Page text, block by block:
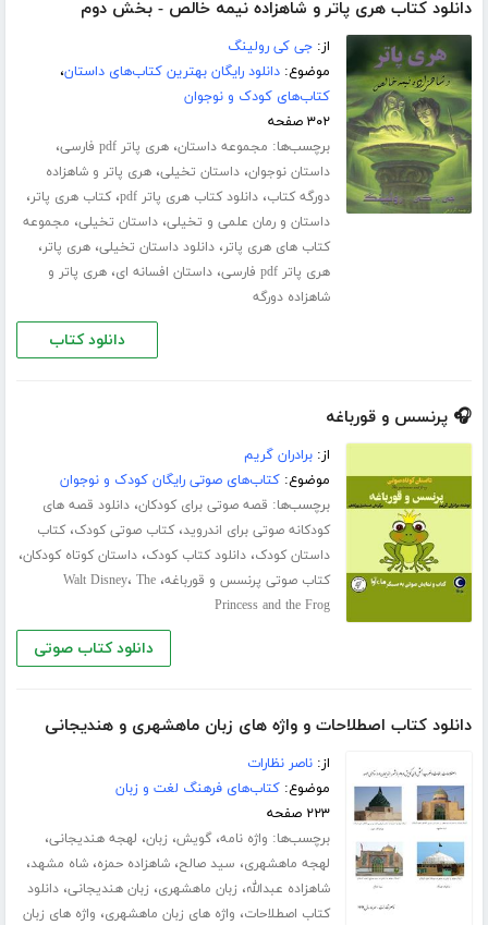
دانلود کتاب هری پاتر و شاهزاده نیمه خالص - بخش دوم
از:جی کی رولینگ
موضوع:دانلود رایگان بهترین کتاب‌های داستان،
کتاب‌های کودک و نوجوان
۳۰۲ صفحه
برچسب‌ها: مجموعه داستان،هری پاتر pdf فارسی ،
داستان نوجوان،داستان تخیلی،هری پاتر و شاهزاده
دورگه کتاب،دانلود کتاب هری پاتر pdf ،کتاب هری پاتر،
داستان و رمان علمی و تخیلی،داستان تخیلی، مجموعه
کتاب های هری پاتر،دانلود داستان تخیلی،هری پاتر،
هری پاتر pdf فارسی ،داستان افسانه ای،هری پاتر و
شاهزاده دورگه
دانلود کتاب
🎧 پرنسس و قورباغه
از:برادران گریم
موضوع:کتاب‌های صوتی رایگان کودک و نوجوان
برچسب‌ها: قصه صوتی برای کودکان،دانلود قصه های
کودکانه صوتی برای اندروید،کتاب صوتی کودک،کتاب
داستان کودک،دانلود کتاب کودک،داستان کوتاه کودکان،
کتاب صوتی پرنسس و قورباغه، Walt Disney، The
Princess and the Frog
دانلود کتاب صوتی
دانلود کتاب اصطلاحات و واژه های زبان ماهشهری و هندیجانی
از:ناصر نظارات
موضوع:کتاب‌های فرهنگ لغت و زبان
۲۲۳ صفحه
برچسب‌ها: واژه نامه،گویش، زبان، لهجه هندیجانی،
لهجه ماهشهری، سید صالح،شاهزاده حمزه،شاه مشهد،
شاهزاده عبدالله، زبان ماهشهری، زبان هندیجانی،دانلود
کتاب اصطلاحات، واژه های زبان ماهشهری، واژه های زبان